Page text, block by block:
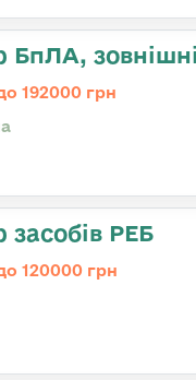
БпЛА,
192000 грн
засобів РЕБ
120000 грн